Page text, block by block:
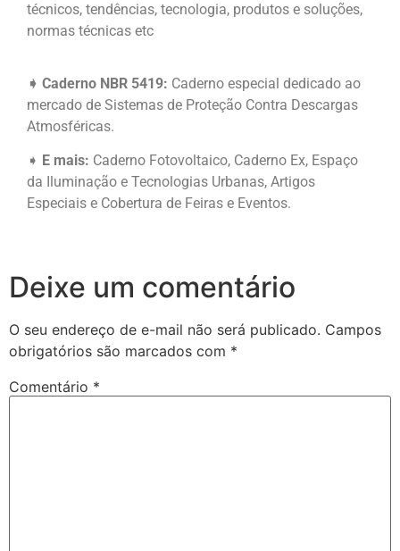
técnicos, tendências, tecnologia, produtos e soluções,
normas técnicas etc
➧ Caderno NBR 5419: Caderno especial dedicado ao
mercado de Sistemas de Proteção Contra Descargas
Atmosféricas.
➧ E mais: Caderno Fotovoltaico, Caderno Ex, Espaço
da Iluminação e Tecnologias Urbanas, Artigos
Especiais e Cobertura de Feiras e Eventos.
Deixe um comentário
O seu endereço de e-mail não será publicado. Campos
obrigatórios são marcados com *
Comentário *